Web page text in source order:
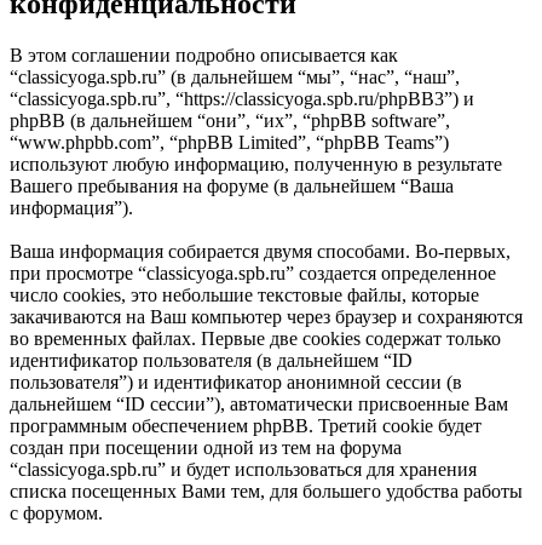
В этом соглашении подробно описывается как
“classicyoga.spb.ru” (в дальнейшем “мы”, “нас”, “наш”,
“classicyoga.spb.ru”, “https://classicyoga.spb.ru/phpBB3”) и
phpBB (в дальнейшем “они”, “их”, “phpBB software”,
“www.phpbb.com”, “phpBB Limited”, “phpBB Teams”)
используют любую информацию, полученную в результате
Вашего пребывания на форуме (в дальнейшем “Ваша
информация”).
Ваша информация собирается двумя способами. Во-первых,
при просмотре “classicyoga.spb.ru” создается определенное
число cookies, это небольшие текстовые файлы, которые
закачиваются на Ваш компьютер через браузер и сохраняются
во временных файлах. Первые две cookies содержат только
идентификатор пользователя (в дальнейшем “ID
пользователя”) и идентификатор анонимной сессии (в
дальнейшем “ID сессии”), автоматически присвоенные Вам
программным обеспечением phpBB. Третий cookie будет
создан при посещении одной из тем на форума
“classicyoga.spb.ru” и будет использоваться для хранения
списка посещенных Вами тем, для большего удобства работы
с форумом.